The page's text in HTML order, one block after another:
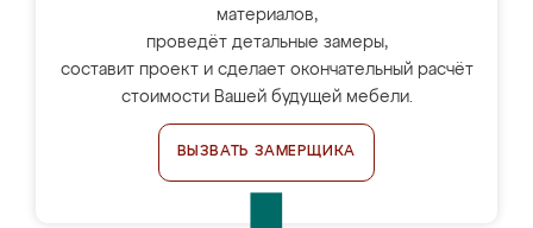
материалов,
проведёт детальные замеры,
составит проект и сделает окончательный расчёт
стоимости Вашей будущей мебели.
ВЫЗВАТЬ ЗАМЕРЩИКА